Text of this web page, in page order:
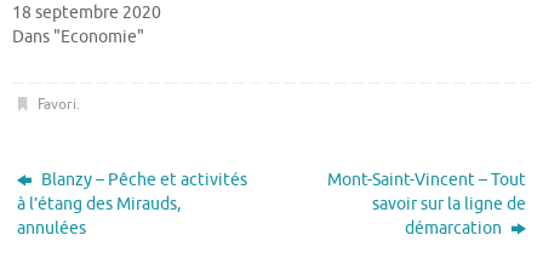
18 septembre 2020
Dans "Economie"
Favori.
Blanzy – Pêche et activités
à l’étang des Mirauds,
annulées
Mont-Saint-Vincent – Tout
savoir sur la ligne de
démarcation